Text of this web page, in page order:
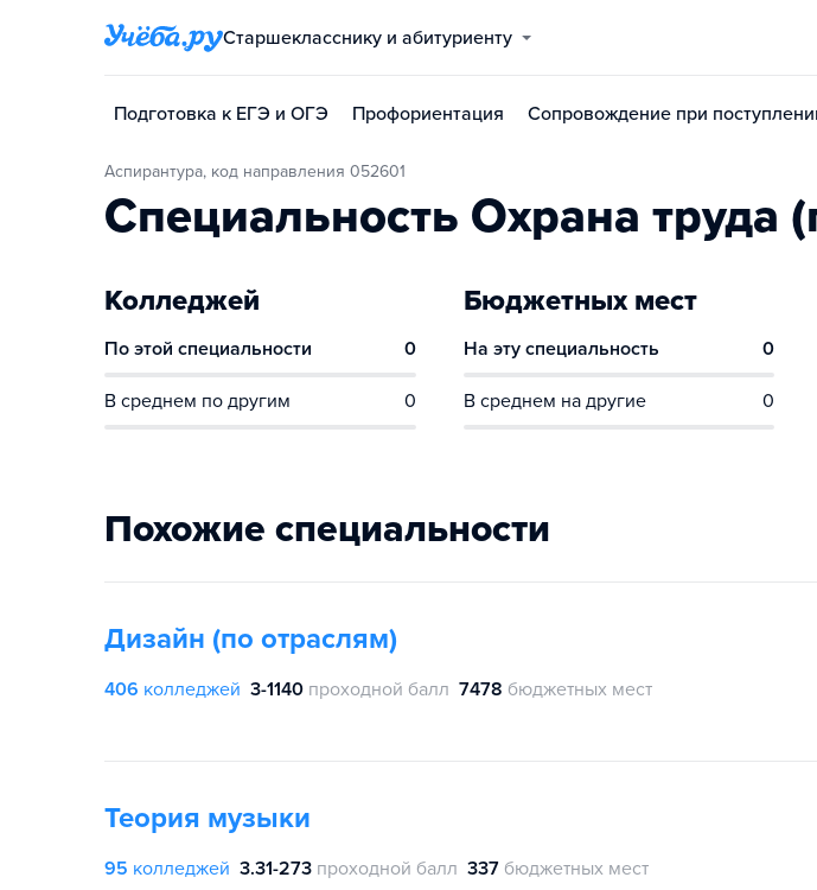
Старшекласснику и абитуриенту
Подготовка к ЕГЭ и ОГЭ Профориентация Сопровождение при
Аспирантура, код направления 052601
Специальность Охрана труда
Колледжей
По этой специальности 0
В среднем по другим 0
Бюджетных мест
На эту специальность 0
В среднем на другие 0
Похожие специальности
Дизайн (по отраслям)
406 колледжей 3-1140 проходной балл 7478 бюджетных мест
Теория музыки
95 колледжей 3.31-273 проходной балл 337 бюджетных мест